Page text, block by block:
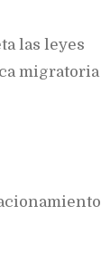
las leyes
migratoria